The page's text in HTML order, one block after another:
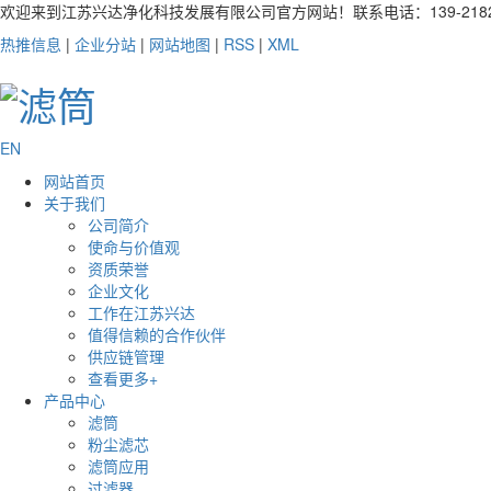
欢迎来到江苏兴达净化科技发展有限公司官方网站！联系电话：139-
热推信息 | 企业分站 | 网站地图 | RSS | XML
EN
网站首页
关于我们
公司简介
使命与价值观
资质荣誉
企业文化
工作在江苏兴达
值得信赖的合作伙伴
供应链管理
查看更多+
产品中心
滤筒
粉尘滤芯
滤筒应用